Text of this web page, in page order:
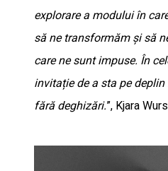
explorare a modului în
să ne transformăm și să
care ne sunt impuse. În
invitație de a sta pe
fără deghizări.”, Kjara